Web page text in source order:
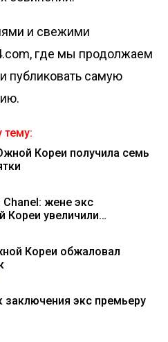
и свежими
где мы продолжаем
публиковать самую
тему:
Кореи получила семь
жене экс
Кореи увеличили
Кореи обжаловал
заключения экс премьеру